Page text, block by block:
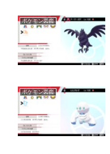
ポケモン図鑑
ポケモン図鑑